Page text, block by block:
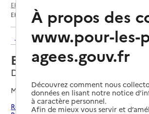
EHPAD par département
EHPAD Les Tournesols
Retour aux résultats de l'annuaire
EHPAD Les Tournesols
Dangé-Saint-Romain, VIENNE
Mis à jour le04/04/2025
Rechercher les établissements autour de
À propos des
www.pour-les-
agees.gouv.fr
Découvrez comment nous
données en lisant notre notice
à caractère personnel.
Afin de mieux vous servir et